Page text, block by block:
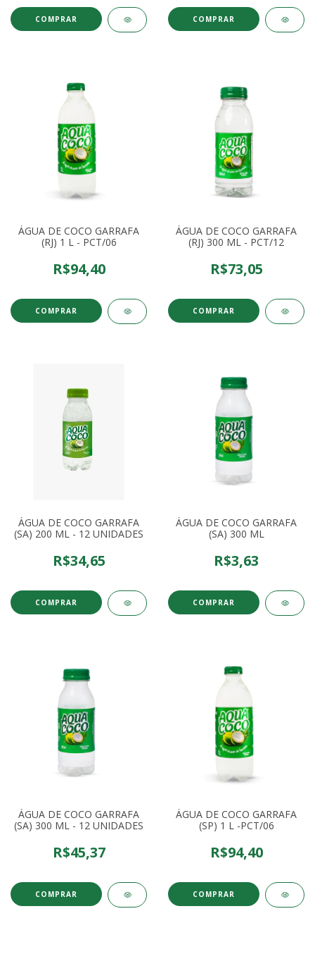
ÁGUA DE COCO GARRAFA
(RJ) 1 L - PCT/06
R$94,40
ÁGUA DE COCO GARRAFA
(RJ) 300 ML - PCT/12
R$73,05
ÁGUA DE COCO GARRAFA
(SA) 200 ML - 12 UNIDADES
R$34,65
ÁGUA DE COCO GARRAFA
(SA) 300 ML
R$3,63
ÁGUA DE COCO GARRAFA
(SA) 300 ML - 12 UNIDADES
R$45,37
ÁGUA DE COCO GARRAFA
(SP) 1 L -PCT/06
R$94,40